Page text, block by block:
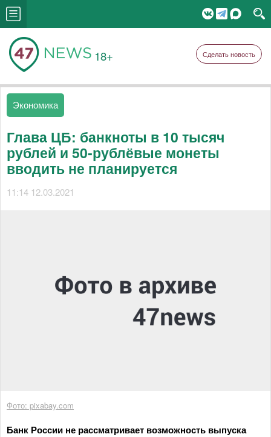
18+ Сделать новость
Экономика
Глава ЦБ: банкноты в 10 тысяч
рублей и 50-рублёвые монеты
вводить не планируется
11:14 12.03.2021
Фото: pixabay.com
Банк России не рассматривает возможность выпуска